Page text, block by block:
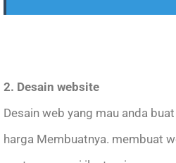
2. Desain website
Desain web yang mau anda
harga Membuatnya. membuat